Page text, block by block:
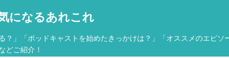
になるあれこれ
？」「ポッドキャストを始めたきっかけは？」「オススメのエピソ
どご紹介！